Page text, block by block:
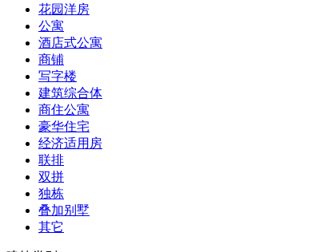
花园洋房
公寓
酒店式公寓
商铺
写字楼
建筑综合体
商住公寓
豪华住宅
经济适用房
联排
双拼
独栋
叠加别墅
其它